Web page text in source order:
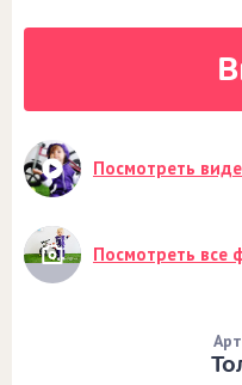
Посмотреть
Посмотреть все